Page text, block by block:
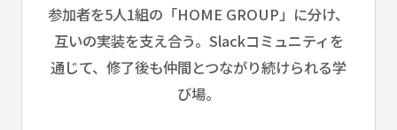
参加者を5人1組の「HOME GROUP」に分け、
互いの実装を支え合う。Slackコミュニティを
通じて、修了後も仲間とつながり続けられる学
び場。